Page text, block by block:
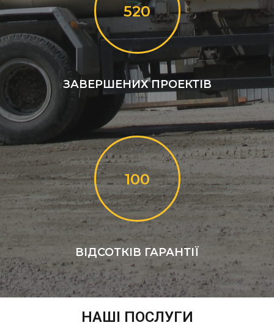
520
ЗАВЕРШЕНИХ ПРОЕКТІВ
100
ВІДСОТКІВ ГАРАНТІЇ
НАШІ ПОСЛУГИ